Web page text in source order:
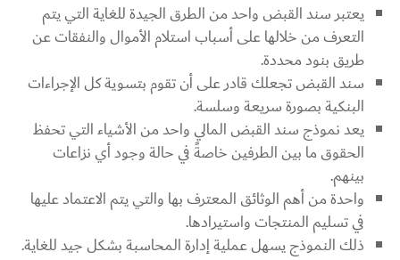
يعتبر سند القبض واحد من الطرق الجيدة للغاية التي يتم
التعرف من خلالها على أسباب استلام الأموال والنفقات عن
طريق بنود محددة.
سند القبض تجعلك قادر على أن تقوم بتسوية كل الإجراءات
البنكية بصورة سريعة وسلسة.
يعد نموذج سند القبض المالي واحد من الأشياء التي تحفظ
الحقوق ما بين الطرفين خاصةً في حالة وجود أي نزاعات
بينهم.
واحدة من أهم الوثائق المعترف بها والتي يتم الاعتماد عليها
في تسليم المنتجات واستيرادها.
ذلك النموذج يسهل عملية إدارة المحاسبة بشكل جيد للغاية.